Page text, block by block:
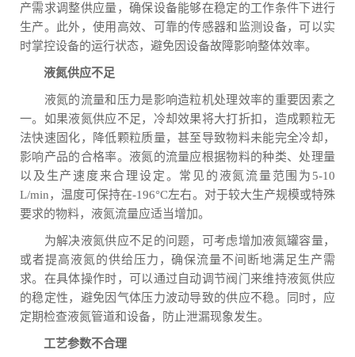
产需求调整供应量，确保设备能够在稳定的工作条件下进行
生产。此外，使用高效、可靠的传感器和监测设备，可以实
时掌控设备的运行状态，避免因设备故障影响整体效率。
液氮供应不足
液氮的流量和压力是影响造粒机处理效率的重要因素之
一。如果液氮供应不足，冷却效果将大打折扣，造成颗粒无
法快速固化，降低颗粒质量，甚至导致物料未能完全冷却，
影响产品的合格率。液氮的流量应根据物料的种类、处理量
以及生产速度来合理设定。常见的液氮流量范围为5-10
L/min，温度可保持在-196°C左右。对于较大生产规模或特殊
要求的物料，液氮流量应适当增加。
为解决液氮供应不足的问题，可考虑增加液氮罐容量，
或者提高液氮的供给压力，确保流量不间断地满足生产需
求。在具体操作时，可以通过自动调节阀门来维持液氮供应
的稳定性，避免因气体压力波动导致的供应不稳。同时，应
定期检查液氮管道和设备，防止泄漏现象发生。
工艺参数不合理